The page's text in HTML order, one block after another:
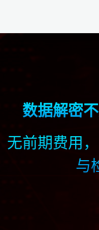
数据解密
无前期费用
与